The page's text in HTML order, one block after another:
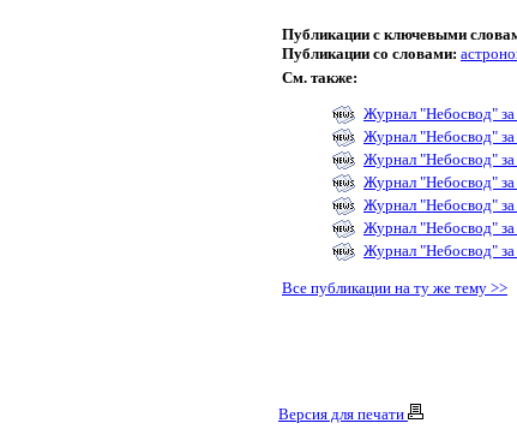
Публикации с ключевыми
Публикации со словами:
См. также:
Журнал "Небосвод" за
Журнал "Небосвод"
Журнал "Небосвод"
Журнал "Небосвод"
Журнал "Небосвод" за
Журнал "Небосвод" за
Журнал "Небосвод" за
Все публикации на ту же тему >>
Версия для печати